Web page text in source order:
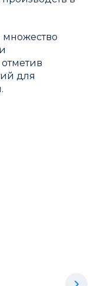
множество
для